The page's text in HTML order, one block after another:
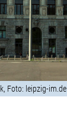
Foto: leipzig-im.de